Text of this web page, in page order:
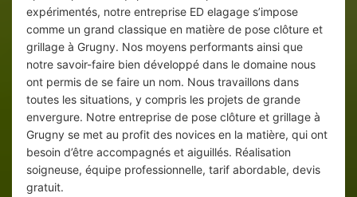
expérimentés, notre entreprise ED elagage s’impose
comme un grand classique en matière de pose clôture et
grillage à Grugny. Nos moyens performants ainsi que
notre savoir-faire bien développé dans le domaine nous
ont permis de se faire un nom. Nous travaillons dans
toutes les situations, y compris les projets de grande
envergure. Notre entreprise de pose clôture et grillage à
Grugny se met au profit des novices en la matière, qui ont
besoin d’être accompagnés et aiguillés. Réalisation
soigneuse, équipe professionnelle, tarif abordable, devis
gratuit.